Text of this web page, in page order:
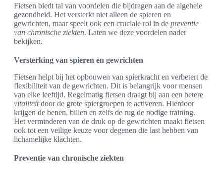
Fietsen biedt tal van voordelen die bijdragen aan de algehele
gezondheid. Het versterkt niet alleen de spieren en
gewrichten, maar speelt ook een cruciale rol in de preventie
van chronische ziekten. Laten we deze voordelen nader
bekijken.
Versterking van spieren en gewrichten
Fietsen helpt bij het opbouwen van spierkracht en verbetert de
flexibiliteit van de gewrichten. Dit is belangrijk voor mensen
van elke leeftijd. Regelmatig fietsen draagt bij aan een betere
vitaliteitdoor de grote spiergroepen te activeren. Hierdoor
krijgen de benen, billen en zelfs de rug de nodige training.
Het verminderen van de druk op de gewrichten maakt fietsen
ook tot een veilige keuze voor degenen die last hebben van
lichamelijke klachten.
Preventie van chronische ziekten